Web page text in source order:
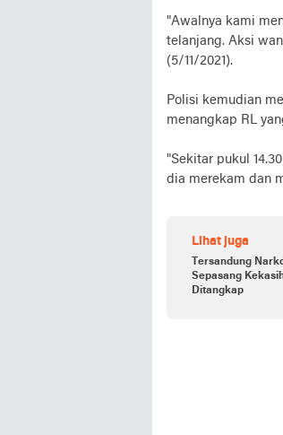
"Awalnya kami
telanjang. Aksi
(5/11/2021).
Polisi kemudian
menangkap RL
"Sekitar pukul
dia merekam dan
Lihat juga
Tersandung
Sepasang
Ditangkap